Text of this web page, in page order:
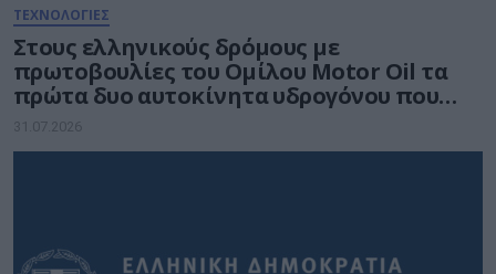
ΤΕΧΝΟΛΟΓΙΕΣ
Στους ελληνικούς δρόμους με
πρωτοβουλίες του Ομίλου Motor Oil τα
πρώτα δυο αυτοκίνητα υδρογόνου που
ταξινομούνται στη χώρα
31.07.2026